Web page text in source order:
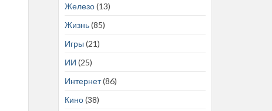
Железо(13)
Жизнь(85)
Игры (21)
ИИ (25)
Интернет(86)
Кино(38)